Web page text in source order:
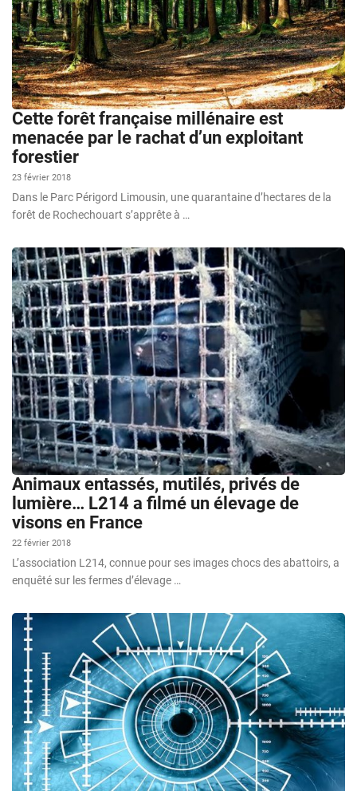
Cette forêt française millénaire est
menacée par le rachat d’un exploitant
forestier
23 février 2018
Dans le Parc Périgord Limousin, une quarantaine d’hectares de la
forêt de Rochechouart s’apprête à …
Animaux entassés, mutilés, privés de
lumière… L214 a filmé un élevage de
visons en France
22 février 2018
L’association L214, connue pour ses images chocs des abattoirs, a
enquêté sur les fermes d’élevage …